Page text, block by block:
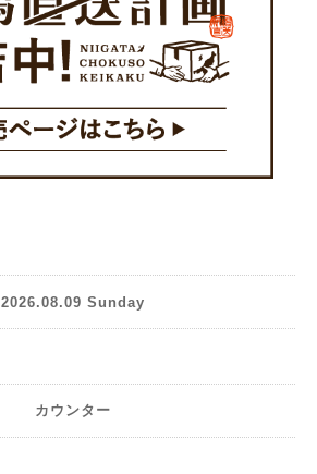
2026.08.09 Sunday
カウンター